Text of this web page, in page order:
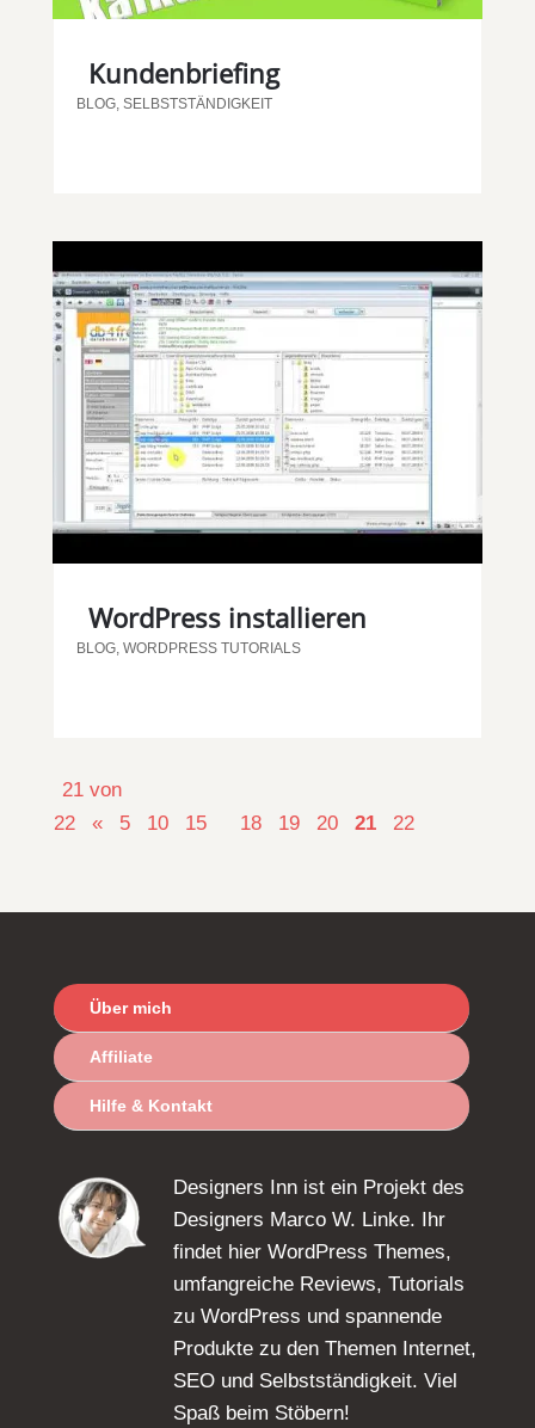
Kundenbriefing
BLOG, SELBSTSTÄNDIGKEIT
WordPress installieren
BLOG, WORDPRESS TUTORIALS
21 von
22
« 5 10 15 18 19 20 21 22
Über mich
Affiliate
Hilfe & Kontakt
Designers Inn ist ein Projekt des
Designers Marco W. Linke. Ihr
findet hier WordPress Themes,
umfangreiche Reviews, Tutorials
zu WordPress und spannende
Produkte zu den Themen Internet,
SEO und Selbstständigkeit. Viel
Spaß beim Stöbern!